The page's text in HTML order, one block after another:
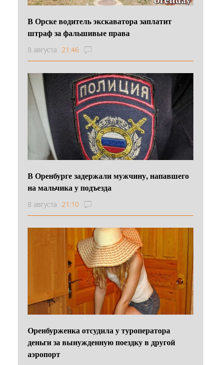
В Орске водитель экскаватора заплатит
штраф за фальшивые права
8 августа 21:46
В Оренбурге задержали мужчину, напавшего
на мальчика у подъезда
8 августа 21:10
Оренбурженка отсудила у туроператора
деньги за вынужденную поездку в другой
аэропорт